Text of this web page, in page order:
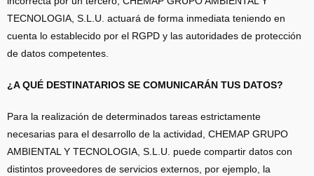
TECNOLOGIA, S.L.U. actuará de forma inmediata teniendo en
cuenta lo establecido por el RGPD y las autoridades de protección
de datos competentes.
¿A QUÉ DESTINATARIOS SE COMUNICARÁN TUS DATOS?
Para la realización de determinados tareas estrictamente
necesarias para el desarrollo de la actividad, CHEMAP GRUPO
AMBIENTAL Y TECNOLOGIA, S.L.U. puede compartir datos con
distintos proveedores de servicios externos, por ejemplo, la